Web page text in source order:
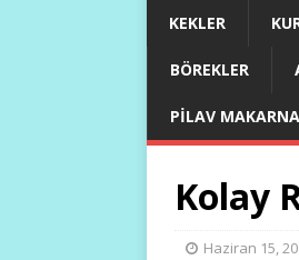
KEKLER
BÖREKLER
PILAV MAKARNA
Kolay
Haziran 15,